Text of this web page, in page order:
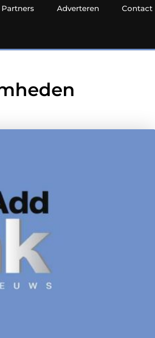
Partners Adverteren Contact